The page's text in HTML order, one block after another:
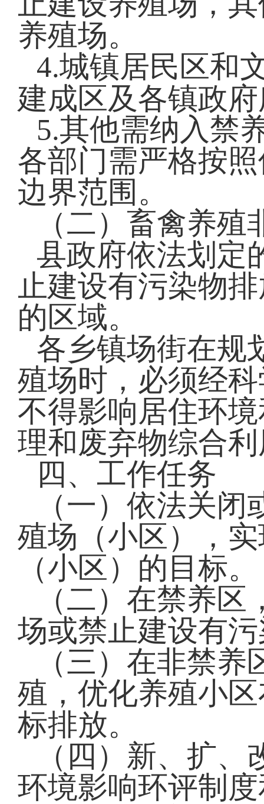
养殖场。
4.城镇居民区和
建成区及各镇政
5.其他需纳入禁
各部门需严格按
边界范围。
（二）畜禽养
县政府依法划定
止建设有污染物
的区域。
各乡镇场街在规
殖场时，必须经
不得影响居住环
理和废弃物综合
四、工作任务
（一）依法关
殖场（小区），
（小区）的目标。
（二）在禁养
场或禁止建设有
（三）在非禁
殖，优化养殖小
标排放。
（四）新、扩
环境影响环评制